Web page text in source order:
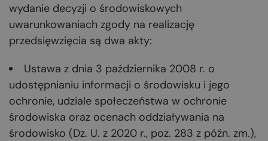
wydanie decyzji o środowiskowych
uwarunkowaniach zgody na realizację
przedsięwzięcia są dwa akty:
Ustawa z dnia 3 października 2008 r. o
udostępnianiu informacji o środowisku i jego
ochronie, udziale społeczeństwa w ochronie
środowiska oraz ocenach oddziaływania na
środowisko (Dz. U. z 2020 r., poz. 283 z późn. zm.),